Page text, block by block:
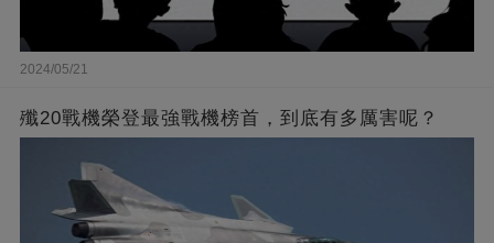
2024/05/21
殲20戰機榮登最強戰機榜首，到底有多厲害呢？